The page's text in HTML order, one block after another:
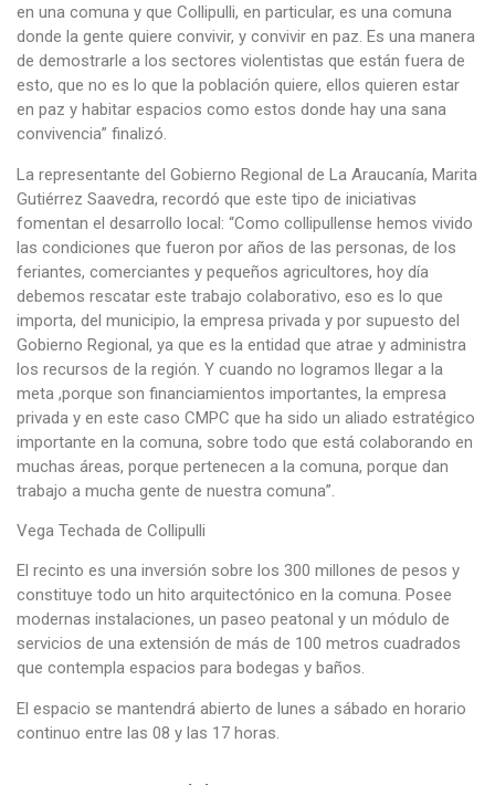
en una comuna y que Collipulli, en particular, es una comuna
donde la gente quiere convivir, y convivir en paz. Es una manera
de demostrarle a los sectores violentistas que están fuera de
esto, que no es lo que la población quiere, ellos quieren estar
en paz y habitar espacios como estos donde hay una sana
convivencia” finalizó.
La representante del Gobierno Regional de La Araucanía, Marita
Gutiérrez Saavedra, recordó que este tipo de iniciativas
fomentan el desarrollo local: “Como collipullense hemos vivido
las condiciones que fueron por años de las personas, de los
feriantes, comerciantes y pequeños agricultores, hoy día
debemos rescatar este trabajo colaborativo, eso es lo que
importa, del municipio, la empresa privada y por supuesto del
Gobierno Regional, ya que es la entidad que atrae y administra
los recursos de la región. Y cuando no logramos llegar a la
meta ,porque son financiamientos importantes, la empresa
privada y en este caso CMPC que ha sido un aliado estratégico
importante en la comuna, sobre todo que está colaborando en
muchas áreas, porque pertenecen a la comuna, porque dan
trabajo a mucha gente de nuestra comuna”.
Vega Techada de Collipulli
El recinto es una inversión sobre los 300 millones de pesos y
constituye todo un hito arquitectónico en la comuna. Posee
modernas instalaciones, un paseo peatonal y un módulo de
servicios de una extensión de más de 100 metros cuadrados
que contempla espacios para bodegas y baños.
El espacio se mantendrá abierto de lunes a sábado en horario
continuo entre las 08 y las 17 horas.